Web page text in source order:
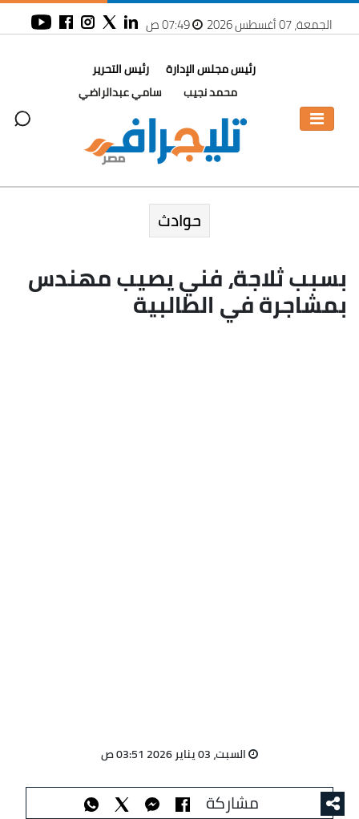
الجمعة، 07 أغسطس 2026 07:49 ص
رئيس مجلس الإدارة
محمد نجيب
رئيس التحرير
سامي عبدالراضي
حوادث
بسبب ثلاجة، فني يصيب مهندس
بمشاجرة في الطالبية
السبت، 03 يناير 2026 03:51 ص
مشاركة